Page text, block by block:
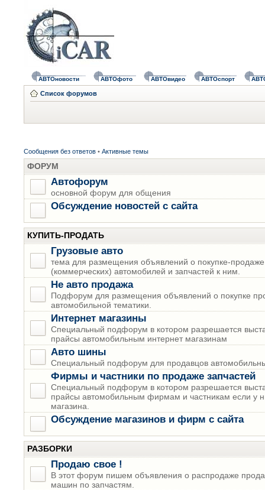
АВТОновости АВТОфото АВТОвидео АВТОспорт
Список форумов
Сообщения без ответов • Активные темы
ФОРУМ
Автофорум
основной форум для общения
Обсуждение новостей с сайта
КУПИТЬ-ПРОДАТЬ
Грузовые авто
тема для размещения объявлений о покупке-продаже
(коммерческих) автомобилей и запчастей к ним.
Не авто продажа
Подфорум для размещения объявлений о покупке
автомобильной тематики.
Интернет магазины
Специальный подфорум в котором разрешается
прайсы автомобильным интернет магазинам
Авто шины
Специальный подфорум для продавцов
Фирмы и частники по продаже запчастей
Специальный подфорум в котором разрешается
прайсы автомобильным фирмам и частникам если у
магазина.
Обсуждение магазинов и фирм с сайта
РАЗБОРКИ
Продаю свое !
В этот форум пишем объявления о распродаже
машин по запчастям.